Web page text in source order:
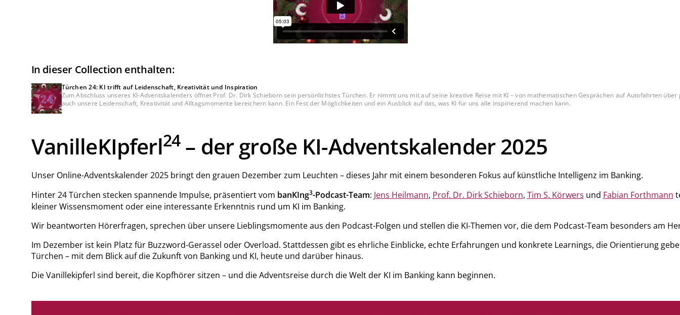
In dieser Collection enthalten:
Türchen 24: KI trifft auf Leidenschaft, Kreativität und Inspiration
Zum Abschluss unseres KI-Adventskalenders öffnet Prof. Dr. Dirk Schieborn sein persönlichstes Türchen. Er nimmt uns mit auf seine kreative Reise mit KI – von mathematischen Gesprächen auf Autofahrten
auch unsere Leidenschaft, Kreativität und Alltagsmomente bereichern kann. Ein Fest der Möglichkeiten und ein Ausblick auf das, was KI für uns alle inspirierend machen kann.
VanilleKIpferl24– der große KI-Adventskalender 2025
Unser Online-Adventskalender 2025 bringt den grauen Dezember zum Leuchten – dieses Jahr mit einem besonderen Fokus auf künstliche Intelligenz im Banking.
Hinter 24 Türchen stecken spannende Impulse, präsentiert vom banKIng3-Podcast-Team: Jens Heilmann, Prof. Dr. Dirk Schieborn, Tim S. Körwers und Fabian Forthmann
kleiner Wissensmoment oder eine interessante Erkenntnis rund um KI im Banking.
Wir beantworten Hörerfragen, sprechen über unsere Lieblingsmomente aus den Podcast-Folgen und stellen die KI-Themen vor, die dem Podcast-Team besonders am
Im Dezember ist kein Platz für Buzzword-Gerassel oder Overload. Stattdessen gibt es ehrliche Einblicke, echte Erfahrungen und konkrete Learnings, die Orientierung
Türchen – mit dem Blick auf die Zukunft von Banking und KI, heute und darüber hinaus.
Die Vanillekipferl sind bereit, die Kopfhörer sitzen – und die Adventsreise durch die Welt der KI im Banking kann beginnen.